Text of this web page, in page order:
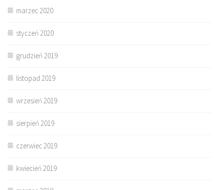
marzec 2020
styczeń 2020
grudzień 2019
listopad 2019
wrzesień 2019
sierpień 2019
czerwiec 2019
kwiecień 2019